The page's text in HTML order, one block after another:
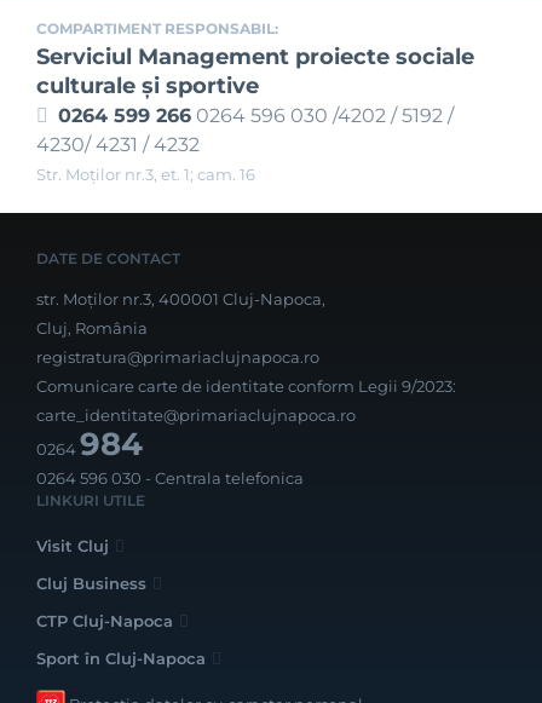
COMPARTIMENT RESPONSABIL:
Serviciul Management proiecte sociale
culturale și sportive
0264 599 266 0264 596 030 /4202 / 5192 /
4230/ 4231 / 4232
Str. Moţilor nr.3, et. 1; cam. 16
DATE DE CONTACT
str. Moților nr.3, 400001 Cluj-Napoca,
Cluj, România
registratura@primariaclujnapoca.ro
Comunicare carte de identitate conform Legii 9/2023:
carte_identitate@primariaclujnapoca.ro
0264984
0264 596 030 - Centrala telefonica
LINKURI UTILE
Visit Cluj
Cluj Business
CTP Cluj-Napoca
Sport în Cluj-Napoca